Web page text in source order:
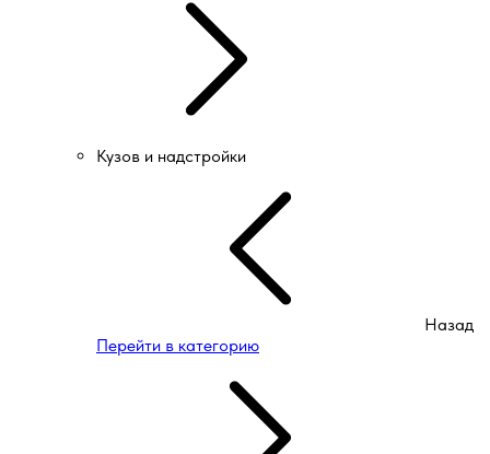
Кузов и надстройки
Назад
Перейти в категорию